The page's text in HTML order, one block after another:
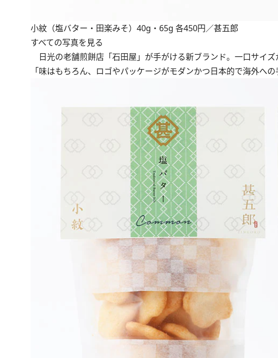
小紋（塩バター・田楽みそ）40g・65g 各450円／甚五郎
すべての写真を見る
日光の老舗煎餅店「石田屋」が手がける新ブランド。一口サイズ
「味はもちろん、ロゴやパッケージがモダンかつ日本的で海外へ